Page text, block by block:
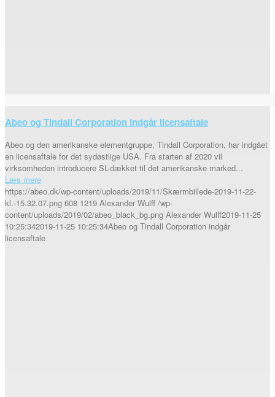
Abeo og Tindall Corporation indgår licensaftale
Abeo og den amerikanske elementgruppe, Tindall Corporation, har indgået
en licensaftale for det sydøstlige USA. Fra starten af 2020 vil
virksomheden introducere SL-dækket til det amerikanske marked...
Læs mere
https://abeo.dk/wp-content/uploads/2019/11/Skærmbillede-2019-11-22-
kl.-15.32.07.png 608 1219 Alexander Wulff /wp-
content/uploads/2019/02/abeo_black_bg.png Alexander Wulff2019-11-25
10:25:342019-11-25 10:25:34Abeo og Tindall Corporation indgår
licensaftale